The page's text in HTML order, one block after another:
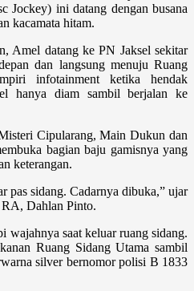
ini datang dengan busana
kacamata hitam.
Amel datang ke PN Jaksel sekitar
dan langsung menuju Ruang
in­fotainment ketika hendak
hanya diam sambil berjalan ke
Cipularang, Main Dukun dan
bagian baju gamisnya yang
keterangan.
pas sidang. Cadarnya dibuka,” ujar
RA, Dahlan Pinto.
wajah­nya saat keluar ruang sidang.
Ruang Sidang Utama sambil
silver bernomor polisi B 1833